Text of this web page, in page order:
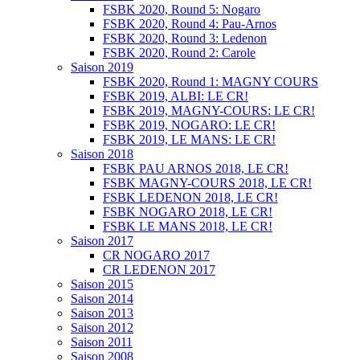
FSBK 2020, Round 5: Nogaro
FSBK 2020, Round 4: Pau-Arnos
FSBK 2020, Round 3: Ledenon
FSBK 2020, Round 2: Carole
Saison 2019
FSBK 2020, Round 1: MAGNY COURS
FSBK 2019, ALBI: LE CR!
FSBK 2019, MAGNY-COURS: LE CR!
FSBK 2019, NOGARO: LE CR!
FSBK 2019, LE MANS: LE CR!
Saison 2018
FSBK PAU ARNOS 2018, LE CR!
FSBK MAGNY-COURS 2018, LE CR!
FSBK LEDENON 2018, LE CR!
FSBK NOGARO 2018, LE CR!
FSBK LE MANS 2018, LE CR!
Saison 2017
CR NOGARO 2017
CR LEDENON 2017
Saison 2015
Saison 2014
Saison 2013
Saison 2012
Saison 2011
Saison 2008